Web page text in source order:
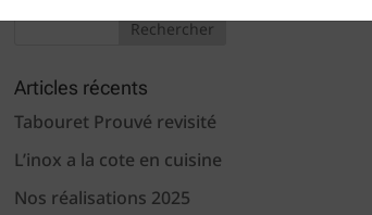
Articles récents
Tabouret Prouvé revisité
L’inox a la cote en cuisine
Nos réalisations 2025